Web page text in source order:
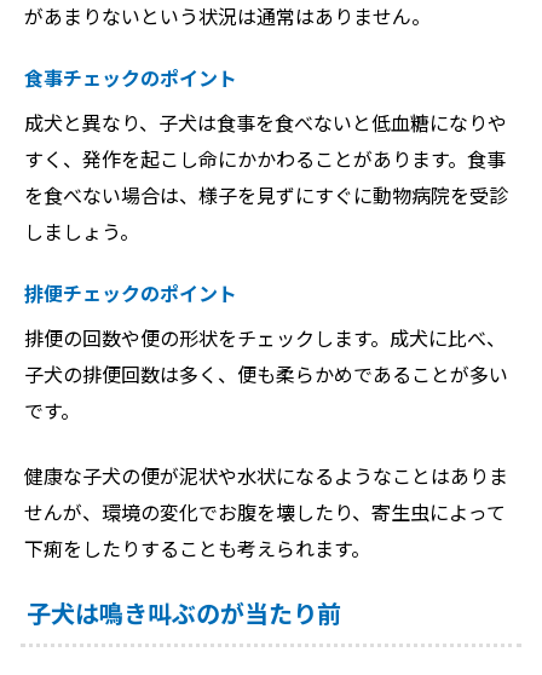
があまりないという状況は通常はありません。
食事チェックのポイント
成犬と異なり、子犬は食事を食べないと低血糖になりや
すく、発作を起こし命にかかわることがあります。食事
を食べない場合は、様子を見ずにすぐに動物病院を受診
しましょう。
排便チェックのポイント
排便の回数や便の形状をチェックします。成犬に比べ、
子犬の排便回数は多く、便も柔らかめであることが多い
です。
健康な子犬の便が泥状や水状になるようなことはありま
せんが、環境の変化でお腹を壊したり、寄生虫によって
下痢をしたりすることも考えられます。
子犬は鳴き叫ぶのが当たり前